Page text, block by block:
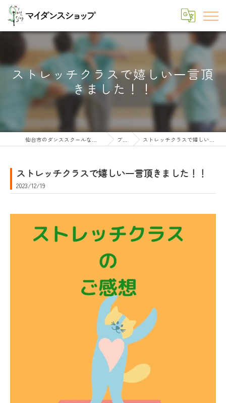
ストレッチクラスで嬉しい一言頂
きました！！
仙台市のダンススクールならマイダンスショップ ブログ ストレッチクラスで嬉しい一言頂きました！！
ストレッチクラスで嬉しい一言頂きました！！
2023/12/19